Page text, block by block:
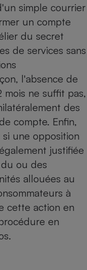
simple courrier
un compte
du secret
de services sans
l'absence de
ne suffit pas,
des
compte. Enfin,
une opposition
justifiée
ou des
allouées au
à
cette action en
en